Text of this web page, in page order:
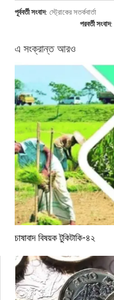
পূর্ববর্তী সংবাদ: স্ট্রোকের সতর্কবার্তা
পরবর্তী সংবাদ:
এ সংক্রান্ত আরও
চাষাবাদ বিষয়ক টুকিটাকি-৪২